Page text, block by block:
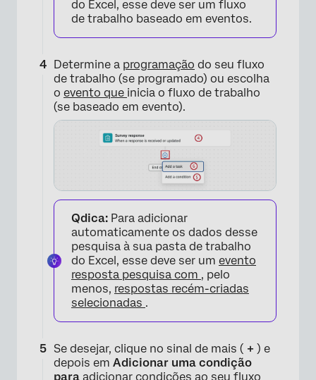
×
do Excel, esse deve ser um fluxo
de trabalho baseado em eventos.
Determine a programação do seu fluxo
de trabalho (se programado) ou escolha
o evento que inicia o fluxo de trabalho
(se baseado em evento).
Qdica: Para adicionar
automaticamente os dados desse
pesquisa à sua pasta de trabalho
do Excel, esse deve ser um evento
resposta pesquisa com , pelo
menos, respostas recém-criadas
selecionadas .
Se desejar, clique no sinal de mais ( + ) e
depois em Adicionar uma condição
para adicionar condições ao seu fluxo